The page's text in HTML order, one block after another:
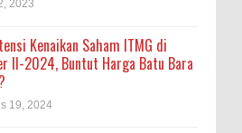
2023
Kenaikan Saham ITMG di
II-2024, Buntut Harga Batu Bara
19, 2024